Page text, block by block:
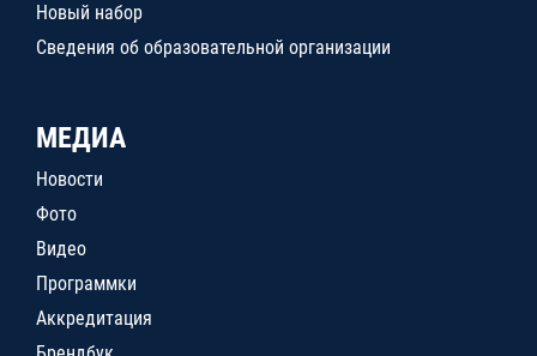
Новый набор
Сведения об образовательной организации
МЕДИА
Новости
Фото
Видео
Программки
Аккредитация